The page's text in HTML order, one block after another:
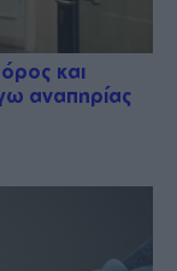
και
αναπηρίας